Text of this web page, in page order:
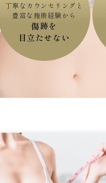
丁寧なカウンセリングと
豊富な施術経験から
傷跡を
目立たせない